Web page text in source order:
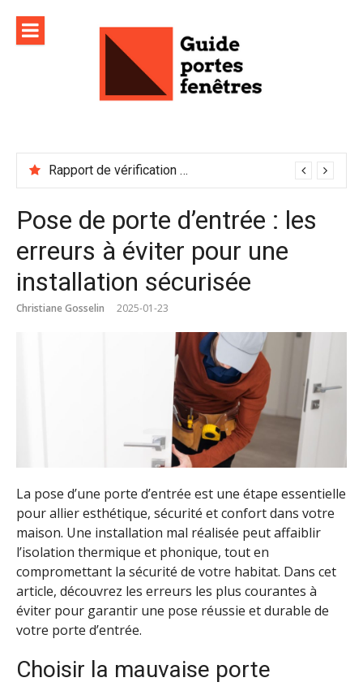
contenu
Rapport de vérification sécurité : à conserver précieusement
Pose de porte d’entrée : les
erreurs à éviter pour une
installation sécurisée
Christiane Gosselin 2025-01-23
La pose d’une porte d’entrée est une étape essentielle
pour allier esthétique, sécurité et confort dans votre
maison. Une installation mal réalisée peut affaiblir
l’isolation thermique et phonique, tout en
compromettant la sécurité de votre habitat. Dans cet
article, découvrez les erreurs les plus courantes à
éviter pour garantir une pose réussie et durable de
votre porte d’entrée.
Choisir la mauvaise porte